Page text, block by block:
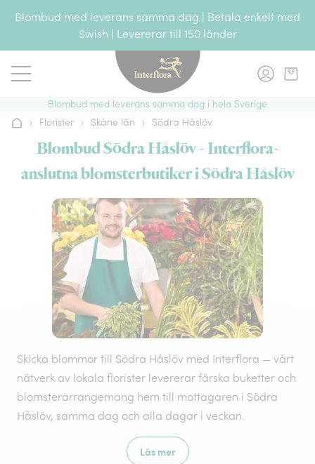
Blombud med leverans samma dag | Betala enkelt med
Swish | Levererar till 150 länder
Blombud med leverans samma dag i hela Sverige
Hem› Florister › Skåne län › Södra Håslöv
Blombud Södra Håslöv - Interflora-
anslutna blomsterbutiker i Södra Håslöv
Skicka blommor till Södra Håslöv med Interflora — vårt
nätverk av lokala florister levererar färska buketter och
blomsterarrangemang hem till mottagaren i Södra
Håslöv, samma dag och alla dagar i veckan.
Läs mer